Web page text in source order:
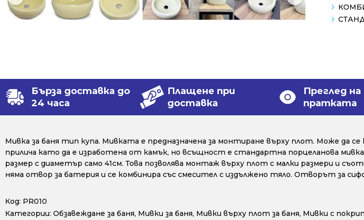
Бърза доставка до
24 часа
Плащене при
доставка
Преглед на
пратката
Мивка за баня тип купа. Мивката е предназначена за монтиране върху плот. Може да
прилича като да е изработена от камък, но всъщност е стандартна порцеланова
размер с диаметър само 41см. Това позволява монтаж върху плот с малки размери и
няма отвор за батерия и се комбинира със смесител с издължено тяло. Отворът за
Код: PR010
Категории: Обзавеждане за баня, Мивки за баня, Мивки върху плот за баня, Мивки с